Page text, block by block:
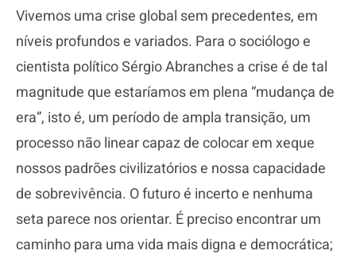
Vivemos uma crise global sem precedentes, em
níveis profundos e variados. Para o sociólogo e
cientista político Sérgio Abranches a crise é de tal
magnitude que estaríamos em plena “mudança de
era”, isto é, um período de ampla transição, um
processo não linear capaz de colocar em xeque
nossos padrões civilizatórios e nossa capacidade
de sobrevivência. O futuro é incerto e nenhuma
seta parece nos orientar. É preciso encontrar um
caminho para uma vida mais digna e democrática;